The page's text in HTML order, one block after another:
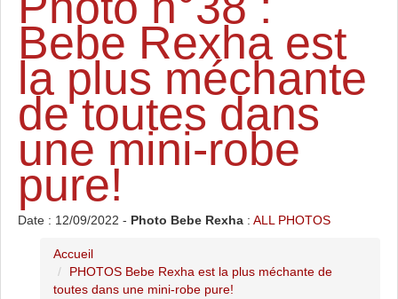
Bebe Rexha est
la plus méchante
de toutes dans
une mini-robe
pure!
Date : 12/09/2022 - Photo Bebe Rexha : ALL PHOTOS
Accueil
PHOTOS Bebe Rexha est la plus méchante de
toutes dans une mini-robe pure!